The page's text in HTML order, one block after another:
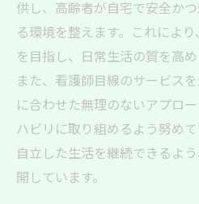
供し、高齢者が自宅で安全か
る環境を整えます。これによ
を目指し、日常生活の質を高
また、看護師目線のサービス
に合わせた無理のないアプロ
ハビリに取り組めるよう努め
自立した生活を継続できるよ
開しています。